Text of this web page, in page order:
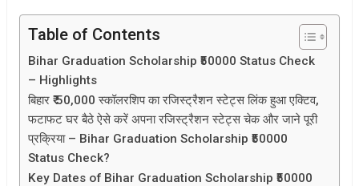
Table of Contents
Bihar Graduation Scholarship ₹50000 Status Check
– Highlights
बिहार ₹ 50,000 स्कॉलरशिप का रजिस्ट्रैशन स्टेट्स लिंक हुआ एक्टिव,
फटाफट घर बैठे ऐसे करें अपना रजिस्ट्रैशन स्टेट्स चेक और जाने पूरी
प्रक्रिया – Bihar Graduation Scholarship ₹50000
Status Check?
Key Dates of Bihar Graduation Scholarship ₹50000